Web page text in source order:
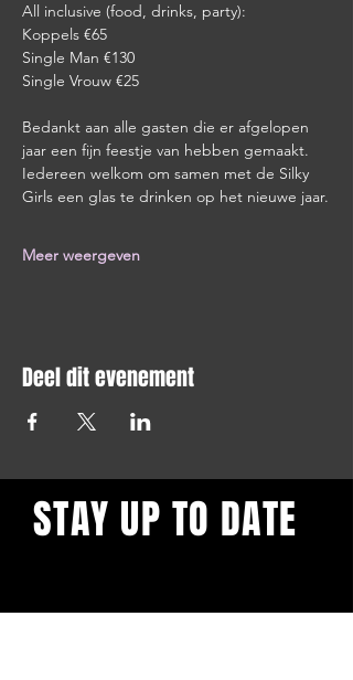
All inclusive (food, drinks, party):
Koppels €65
Single Man €130
Single Vrouw €25
Bedankt aan alle gasten die er afgelopen
jaar een fijn feestje van hebben gemaakt.
Iedereen welkom om samen met de Silky
Girls een glas te drinken op het nieuwe jaar.
Meer weergeven
Deel dit evenement
STAY UP TO DATE